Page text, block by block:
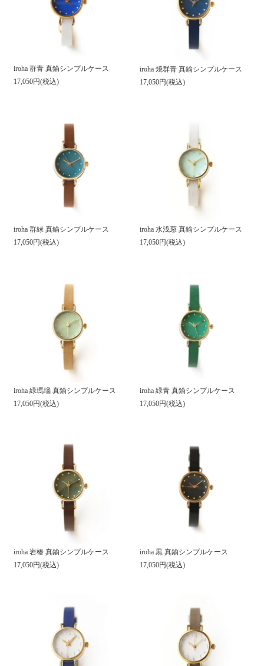
iroha 群青 真鍮シンプルケース
17,050円(税込)
iroha 焼群青 真鍮シンプルケース
17,050円(税込)
iroha 群緑 真鍮シンプルケース
17,050円(税込)
iroha 水浅葱 真鍮シンプルケース
17,050円(税込)
iroha 緑瑪瑙 真鍮シンプルケース
17,050円(税込)
iroha 緑青 真鍮シンプルケース
17,050円(税込)
iroha 岩椿 真鍮シンプルケース
17,050円(税込)
iroha 黒 真鍮シンプルケース
17,050円(税込)